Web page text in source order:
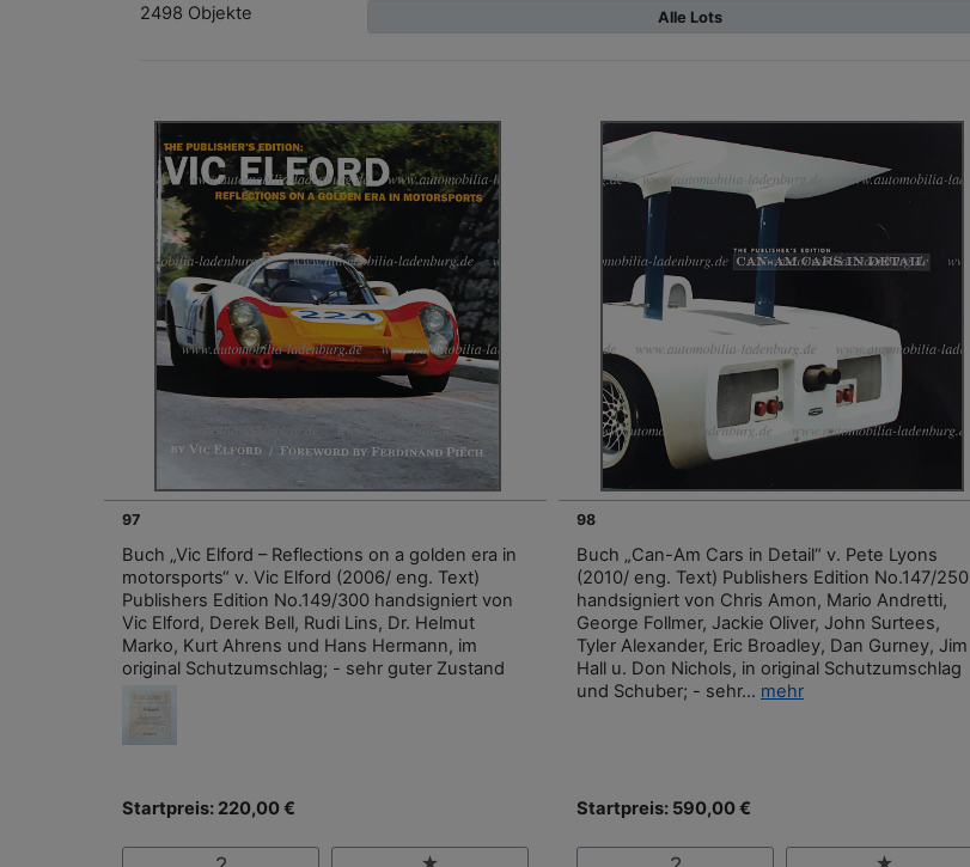
2498 Objekte Alle Lots
97
Buch „Vic Elford – Reflections on a golden era in
motorsports“ v. Vic Elford (2006/ eng. Text)
Publishers Edition No.149/300 handsigniert von
Vic Elford, Derek Bell, Rudi Lins, Dr. Helmut
Marko, Kurt Ahrens und Hans Hermann, im
original Schutzumschlag; - sehr guter Zustand
Startpreis: 220,00 €
98
Buch „Can-Am Cars in Detail“ v. Pete Lyons
(2010/ eng. Text) Publishers Edition No.147/250
handsigniert von Chris Amon, Mario Andretti,
George Follmer, Jackie Oliver, John Surtees,
Tyler Alexander, Eric Broadley, Dan Gurney, Jim
Hall u. Don Nichols, in original Schutzumschlag
und Schuber; - sehr... mehr
Startpreis: 590,00 €